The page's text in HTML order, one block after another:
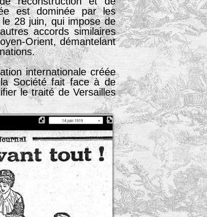
est dominée par les
28 juin, qui impose de
accords similaires
Orient, démantelant
internationale créée
Société fait face à de
le traité de Versailles